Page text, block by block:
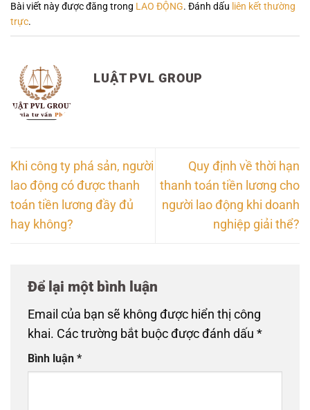
Bài viết này được đăng trong LAO ĐỘNG. Đánh dấu liên kết thường
trực.
LUẬT PVL GROUP
Khi công ty phá sản, người
lao động có được thanh
toán tiền lương đầy đủ
hay không?
Quy định về thời hạn
thanh toán tiền lương cho
người lao động khi doanh
nghiệp giải thể?
Để lại một bình luận
Email của bạn sẽ không được hiển thị công
khai. Các trường bắt buộc được đánh dấu *
Bình luận *